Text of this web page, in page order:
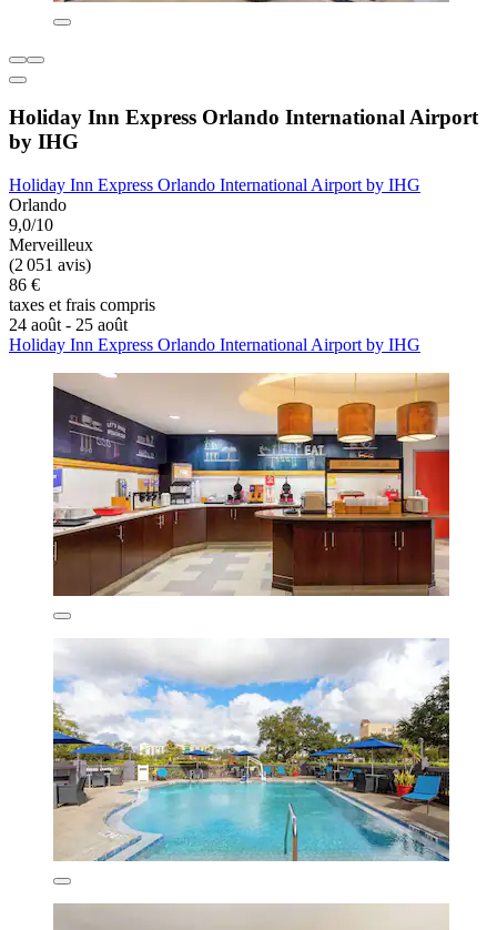
Holiday Inn Express Orlando International Airport
by IHG
Holiday Inn Express Orlando International Airport by IHG
Orlando
9,0/10
Merveilleux
(2 051 avis)
86 €
taxes et frais compris
24 août - 25 août
Holiday Inn Express Orlando International Airport by IHG